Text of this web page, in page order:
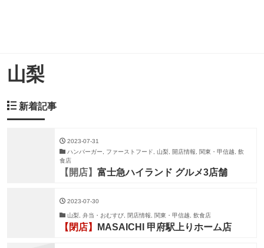
山梨
新着記事
2023-07-31
ハンバーガー, ファーストフード, 山梨, 開店情報, 関東・甲信越, 飲
食店
【開店】 富士急ハイランド グルメ3店舗
2023-07-30
山梨, 弁当・おむすび, 閉店情報, 関東・甲信越, 飲食店
【閉店】 MASAICHI 甲府駅上りホーム​店